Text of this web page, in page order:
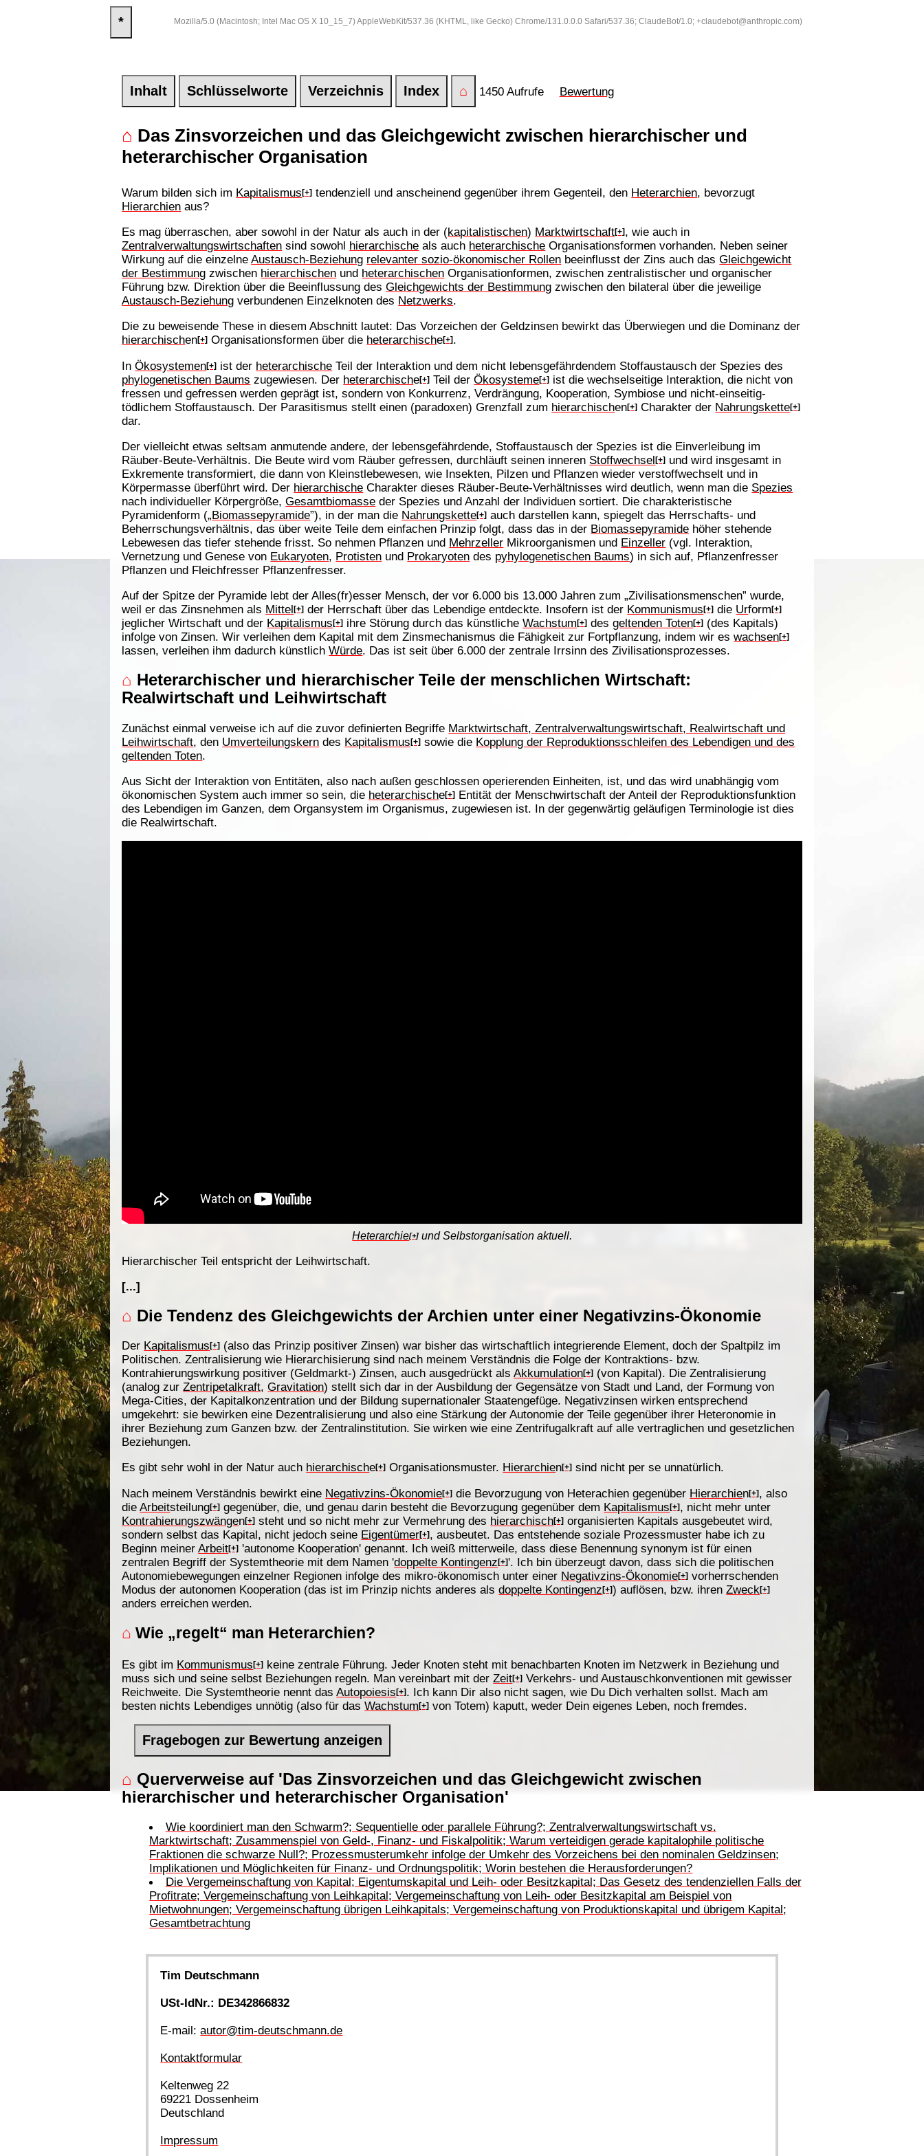
* Mozilla/5.0 (Macintosh; Intel Mac OS X 10_15_7) AppleWebKit/537.36 (KHTML, like Gecko) Chrome/131.0.0.0 Safari/537.36; ClaudeBot/1.0; +claudebot@anthropic.com)
Inhalt Schlüsselworte Verzeichnis Index ⌂ 1450 Aufrufe Bewertung
⌂ Das Zinsvorzeichen und das Gleichgewicht zwischen hierarchischer und
heterarchischer Organisation
Warum bilden sich im Kapitalismus[+] tendenziell und anscheinend gegenüber ihrem Gegenteil, den Heterarchien, bevorzugt
Hierarchien aus?
Es mag überraschen, aber sowohl in der Natur als auch in der (kapitalistischen) Marktwirtschaft[+] , wie auch in
Zentralverwaltungswirtschaften sind sowohl hierarchische als auch heterarchische Organisationsformen vorhanden. Neben seiner
Wirkung auf die einzelneAustausch-Beziehung relevanter sozio-ökonomischer Rollen beeinflusst der Zins auch dasGleichgewicht
der Bestimmung zwischen hierarchischen und heterarchischen Organisationformen, zwischen zentralistischer und organischer
Führung bzw. Direktion über die Beeinflussung desGleichgewichts der Bestimmung zwischen den bilateral über die jeweilige
Austausch-Beziehung verbundenen Einzelknoten des Netzwerks.
Die zu beweisende These in diesem Abschnitt lautet: Das Vorzeichen der Geldzinsen bewirkt das Überwiegen und die Dominanz der
hierarchischen[+] Organisationsformen über die heterarchische[+] .
InÖkosystemen[+] ist der heterarchische Teil der Interaktion und dem nicht lebensgefährdendem Stoffaustausch der Spezies des
phylogenetischen Baums zugewiesen. Der heterarchische[+] Teil derÖkosysteme[+] ist die wechselseitige Interaktion, die nicht von
fressen und gefressen werden geprägt ist, sondern von Konkurrenz, Verdrängung, Kooperation, Symbiose und nicht-einseitig-
tödlichem Stoffaustausch. Der Parasitismus stellt einen (paradoxen) Grenzfall zum hierarchischen[+] Charakter der Nahrungskette[+]
dar.
Der vielleicht etwas seltsam anmutende andere, der lebensgefährdende, Stoffaustausch der Spezies ist die Einverleibung im
Räuber-Beute-Verhältnis. Die Beute wird vom Räuber gefressen, durchläuft seinen inneren Stoffwechsel[+] und wird insgesamt in
Exkremente transformiert, die dann von Kleinstlebewesen, wie Insekten, Pilzen und Pflanzen wieder verstoffwechselt und in
Körpermasse überführt wird. Der hierarchische Charakter dieses Räuber-Beute-Verhältnisses wird deutlich, wenn man die Spezies
nach individueller Körpergröße,Gesamtbiomasse der Spezies und Anzahl der Individuen sortiert. Die charakteristische
Pyramidenform („Biomassepyramide”), in der man die Nahrungskette[+] auch darstellen kann, spiegelt das Herrschafts- und
Beherrschungsverhältnis, das über weite Teile dem einfachen Prinzip folgt, dass das in der Biomassepyramide höher stehende
Lebewesen das tiefer stehende frisst. So nehmen Pflanzen und Mehrzeller Mikroorganismen und Einzeller (vgl. Interaktion,
Vernetzung und Genese von Eukaryoten, Protisten und Prokaryoten des pyhylogenetischen Baums) in sich auf, Pflanzenfresser
Pflanzen und Fleichfresser Pflanzenfresser.
Auf der Spitze der Pyramide lebt der Alles(fr)esser Mensch, der vor 6.000 bis 13.000 Jahren zum „Zivilisationsmenschen” wurde,
weil er das Zinsnehmen als Mittel[+] der Herrschaft über das Lebendige entdeckte. Insofern ist der Kommunismus[+] die Urform[+]
jeglicher Wirtschaft und der Kapitalismus[+] ihre Störung durch das künstlicheWachstum[+] desgeltenden Toten[+] (des Kapitals)
infolge von Zinsen. Wir verleihen dem Kapital mit dem Zinsmechanismus die Fähigkeit zur Fortpflanzung, indem wir eswachsen[+]
lassen, verleihen ihm dadurch künstlichWürde. Das ist seit über 6.000 der zentrale Irrsinn des Zivilisationsprozesses.
⌂ Heterarchischer und hierarchischer Teile der menschlichen Wirtschaft:
Realwirtschaft und Leihwirtschaft
Zunächst einmal verweise ich auf die zuvor definierten Begriffe Marktwirtschaft, Zentralverwaltungswirtschaft, Realwirtschaft und
Leihwirtschaft, den Umverteilungskern des Kapitalismus[+] sowie die Kopplung der Reproduktionsschleifen des Lebendigen und des
geltenden Toten.
Aus Sicht der Interaktion von Entitäten, also nach außen geschlossen operierenden Einheiten, ist, und das wird unabhängig vom
ökonomischen System auch immer so sein, die heterarchische[+] Entität der Menschwirtschaft der Anteil der Reproduktionsfunktion
des Lebendigen im Ganzen, dem Organsystem im Organismus, zugewiesen ist. In der gegenwärtig geläufigen Terminologie ist dies
die Realwirtschaft.
Heterarchie[+] und Selbstorganisation aktuell.
Hierarchischer Teil entspricht der Leihwirtschaft.
[...]
⌂ Die Tendenz des Gleichgewichts der Archien unter einer Negativzins-Ökonomie
Der Kapitalismus[+] (also das Prinzip positiver Zinsen) war bisher das wirtschaftlich integrierende Element, doch der Spaltpilz im
Politischen. Zentralisierung wie Hierarchisierung sind nach meinem Verständnis die Folge der Kontraktions- bzw.
Kontrahierungswirkung positiver (Geldmarkt-) Zinsen, auch ausgedrückt alsAkkumulation[+] (von Kapital). Die Zentralisierung
(analog zurZentripetalkraft,Gravitation) stellt sich dar in der Ausbildung der Gegensätze von Stadt und Land, der Formung von
Mega-Cities, der Kapitalkonzentration und der Bildung supernationaler Staatengefüge. Negativzinsen wirken entsprechend
umgekehrt: sie bewirken eine Dezentralisierung und also eine Stärkung der Autonomie der Teile gegenüber ihrer Heteronomie in
ihrer Beziehung zum Ganzen bzw. der Zentralinstitution. Sie wirken wie eine Zentrifugalkraft auf alle vertraglichen und gesetzlichen
Beziehungen.
Es gibt sehr wohl in der Natur auch hierarchische[+] Organisationsmuster. Hierarchien[+] sind nicht per se unnatürlich.
Nach meinem Verständnis bewirkt eine Negativzins-Ökonomie[+] die Bevorzugung von Heterachien gegenüber Hierarchien[+], also
dieArbeitsteilung[+] gegenüber, die, und genau darin besteht die Bevorzugung gegenüber dem Kapitalismus[+], nicht mehr unter
Kontrahierungszwängen[+] steht und so nicht mehr zur Vermehrung des hierarchisch[+] organisierten Kapitals ausgebeutet wird,
sondern selbst das Kapital, nicht jedoch seine Eigentümer[+], ausbeutet. Das entstehende soziale Prozessmuster habe ich zu
Beginn meinerArbeit[+] 'autonome Kooperation' genannt. Ich weiß mitterweile, dass diese Benennung synonym ist für einen
zentralen Begriff der Systemtheorie mit dem Namen 'doppelte Kontingenz[+]'. Ich bin überzeugt davon, dass sich die politischen
Autonomiebewegungen einzelner Regionen infolge des mikro-ökonomisch unter einer Negativzins-Ökonomie[+] vorherrschenden
Modus der autonomen Kooperation (das ist im Prinzip nichts anderes alsdoppelte Kontingenz[+]) auflösen, bzw. ihrenZweck[+]
anders erreichen werden.
⌂ Wie „regelt“ man Heterarchien?
Es gibt im Kommunismus[+] keine zentrale Führung. Jeder Knoten steht mit benachbarten Knoten im Netzwerk in Beziehung und
muss sich und seine selbst Beziehungen regeln. Man vereinbart mit derZeit[+] Verkehrs- und Austauschkonventionen mit gewisser
Reichweite. Die Systemtheorie nennt dasAutopoiesis[+]. Ich kann Dir also nicht sagen, wie Du Dich verhalten sollst. Mach am
besten nichts Lebendiges unnötig (also für dasWachstum[+] von Totem) kaputt, weder Dein eigenes Leben, noch fremdes.
Fragebogen zur Bewertung anzeigen
⌂ Querverweise auf 'Das Zinsvorzeichen und das Gleichgewicht zwischen
hierarchischer und heterarchischer Organisation'
Wie koordiniert man den Schwarm?; Sequentielle oder parallele Führung?; Zentralverwaltungswirtschaft vs.
Marktwirtschaft; Zusammenspiel von Geld-, Finanz- und Fiskalpolitik; Warum verteidigen gerade kapitalophile politische
Fraktionen die schwarze Null?; Prozessmusterumkehr infolge der Umkehr des Vorzeichens bei den nominalen Geldzinsen;
Implikationen und Möglichkeiten für Finanz- und Ordnungspolitik; Worin bestehen die Herausforderungen?
Die Vergemeinschaftung von Kapital; Eigentumskapital und Leih- oder Besitzkapital; Das Gesetz des tendenziellen Falls der
Profitrate; Vergemeinschaftung von Leihkapital; Vergemeinschaftung von Leih- oder Besitzkapital am Beispiel von
Mietwohnungen; Vergemeinschaftung übrigen Leihkapitals; Vergemeinschaftung von Produktionskapital und übrigem Kapital;
Gesamtbetrachtung
Tim Deutschmann
USt-IdNr.: DE342866832
E-mail:autor@tim-deutschmann.de
Kontaktformular
Keltenweg 22
69221 Dossenheim
Deutschland
Impressum